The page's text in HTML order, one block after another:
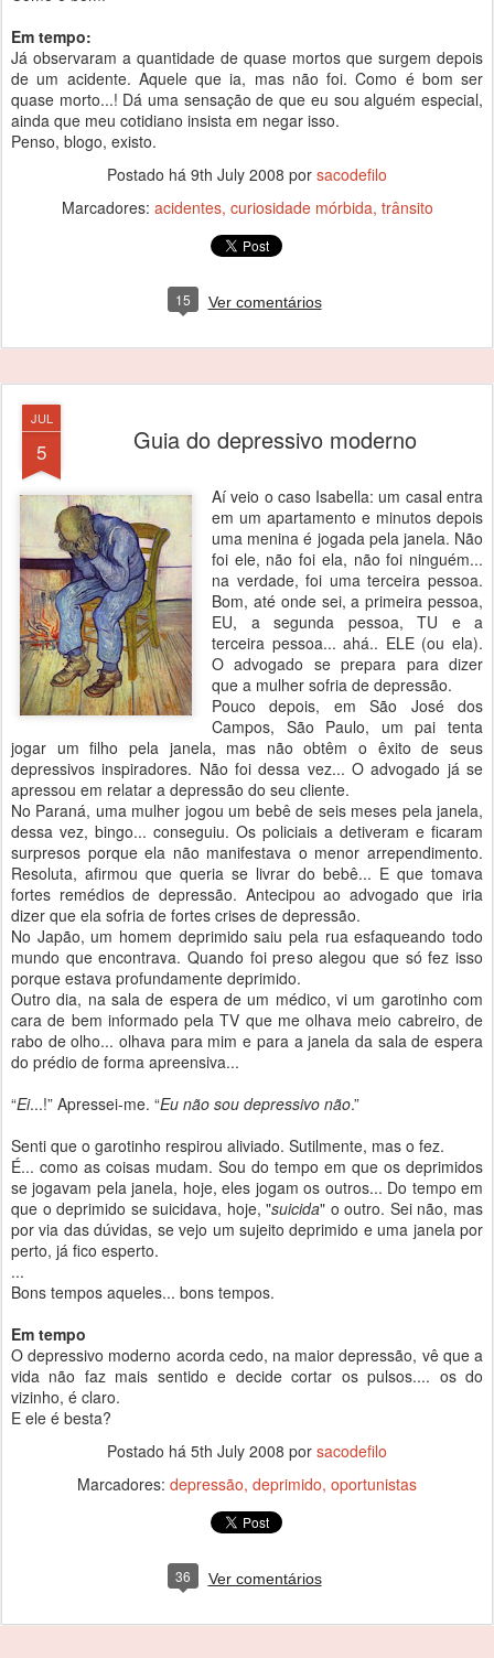
Em tempo:
Já observaram a quantidade de quase mortos que surgem depois
de um acidente. Aquele que ia, mas não foi. Como é bom ser
quase morto...! Dá uma sensação de que eu sou alguém especial,
ainda que meu cotidiano insista em negar isso.
Penso, blogo, existo.
Postado há 9th July 2008 por sacodefilo
Marcadores: acidentes curiosidade mórbida trânsito
15 Ver comentários
JUL
5 Guia do depressivo moderno
Aí veio o caso Isabella: um casal entra
em um apartamento e minutos depois
uma menina é jogada pela janela. Não
foi ele, não foi ela, não foi ninguém...
na verdade, foi uma terceira pessoa.
Bom, até onde sei, a primeira pessoa,
EU, a segunda pessoa, TU e a
terceira pessoa... ahá.. ELE (ou ela).
O advogado se prepara para dizer
que a mulher sofria de depressão.
Pouco depois, em São José dos
Campos, São Paulo, um pai tenta
jogar um filho pela janela, mas não obtêm o êxito de seus
depressivos inspiradores. Não foi dessa vez... O advogado já se
apressou em relatar a depressão do seu cliente.
No Paraná, uma mulher jogou um bebê de seis meses pela janela,
dessa vez, bingo... conseguiu. Os policiais a detiveram e ficaram
surpresos porque ela não manifestava o menor arrependimento.
Resoluta, afirmou que queria se livrar do bebê... E que tomava
fortes remédios de depressão. Antecipou ao advogado que iria
dizer que ela sofria de fortes crises de depressão.
No Japão, um homem deprimido saiu pela rua esfaqueando todo
mundo que encontrava. Quando foi preso alegou que só fez isso
porque estava profundamente deprimido.
Outro dia, na sala de espera de um médico, vi um garotinho com
cara de bem informado pela TV que me olhava meio cabreiro, de
rabo de olho... olhava para mim e para a janela da sala de espera
do prédio de forma apreensiva...
“Ei...!” Apressei-me. “Eu não sou depressivo não.”
Senti que o garotinho respirou aliviado. Sutilmente, mas o fez.
É... como as coisas mudam. Sou do tempo em que os deprimidos
se jogavam pela janela, hoje, eles jogam os outros... Do tempo em
que o deprimido se suicidava, hoje, "suicida" o outro. Sei não, mas
por via das dúvidas, se vejo um sujeito deprimido e uma janela por
perto, já fico esperto.
...
Bons tempos aqueles... bons tempos.
Em tempo
O depressivo moderno acorda cedo, na maior depressão, vê que a
vida não faz mais sentido e decide cortar os pulsos.... os do
vizinho, é claro.
E ele é besta?
Postado há 5th July 2008 por sacodefilo
Marcadores: depressão deprimido oportunistas
36 Ver comentários